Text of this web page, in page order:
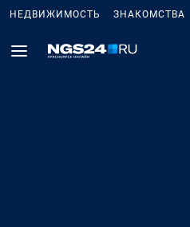
НЕДВИЖИМОСТЬ ЗНАКОМСТВА